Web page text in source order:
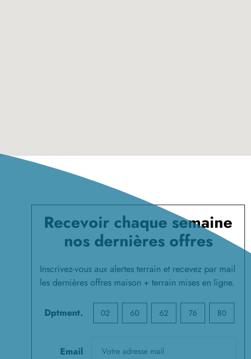
Recevoir chaque semaine
nos dernières offres
Inscrivez-vous aux alertes terrain et recevez par mail
les dernières offres maison + terrain mises en ligne.
Dptment. 02 60 62 76 80
Email